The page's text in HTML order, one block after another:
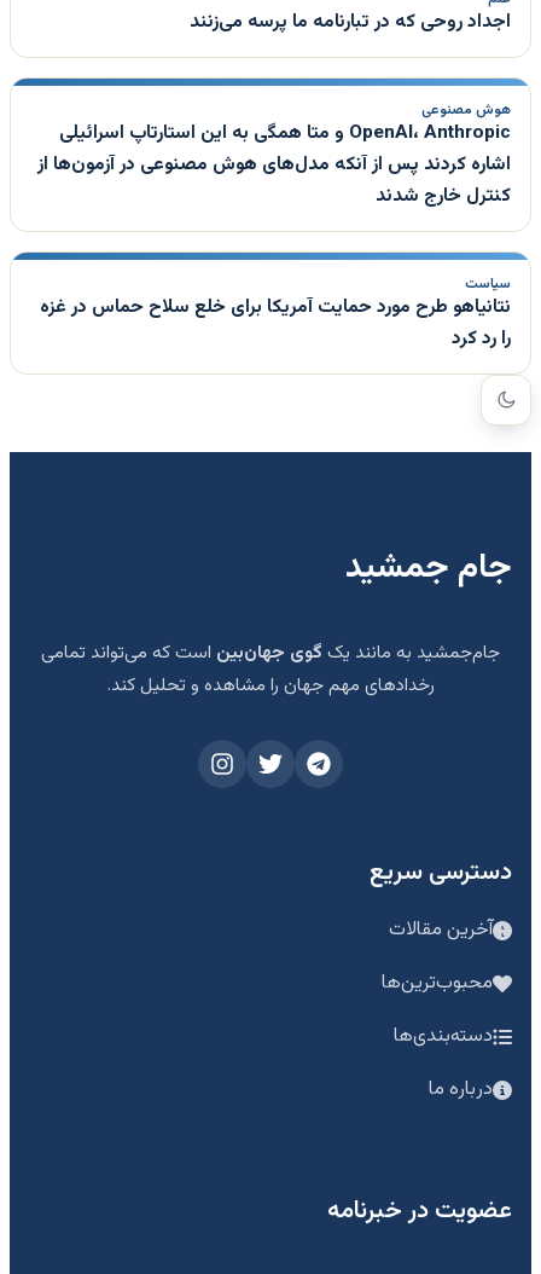
اجداد روحی که در تبارنامه ما پرسه می‌زنند
هوش مصنوعی
OpenAI، Anthropic و متا همگی به این استارتاپ اسرائیلی
اشاره کردند پس از آنکه مدل‌های هوش مصنوعی در آزمون‌ها از
کنترل خارج شدند
سیاست
نتانیاهو طرح مورد حمایت آمریکا برای خلع سلاح حماس در غزه
را رد کرد
جام جمشید
جام‌جمشید به مانند یک گوی جهان‌بین است که می‌تواند تمامی
رخدادهای مهم جهان را مشاهده و تحلیل کند.
دسترسی سریع
آخرین مقالات
محبوب‌ترین‌ها
دسته‌بندی‌ها
درباره ما
عضویت در خبرنامه